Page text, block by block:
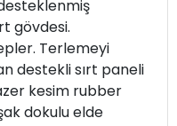
gövdesi.
Terlemeyi
destekli sırt paneli
kesim rubber
dokulu elde